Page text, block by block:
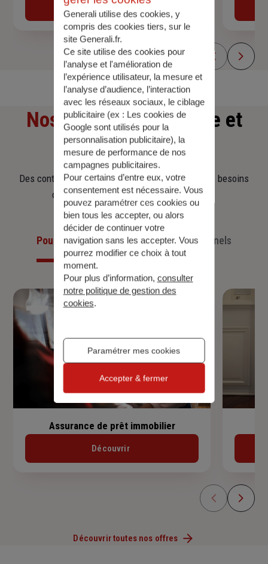
Obtenir une estimation
Nos offresd'assurance et
d'épargne
Des contrats clairs et flexibles pour sécuriser vos besoins
d’aujourd’hui et anticiper ceux de demain.
Pour les particuliers Pour les professionnels
Assurance de prêt immobilier
Découvrir
Découvrir toutes nos offres
Generali utilise des cookies, y
compris des cookies tiers, sur le
site Generali.fr.
Ce site utilise des cookies pour
l’analyse et l'amélioration de
l’expérience utilisateur, la mesure et
l’analyse d’audience, l’interaction
avec les réseaux sociaux, le ciblage
publicitaire (ex : Les cookies de
Google sont utilisés pour la
personnalisation publicitaire), la
mesure de performance de nos
campagnes publicitaires.
Pour certains d’entre eux, votre
consentement est nécessaire. Vous
pouvez paramétrer ces cookies ou
bien tous les accepter, ou alors
décider de continuer votre
navigation sans les accepter. Vous
pourrez modifier ce choix à tout
moment.
Pour plus d’information, consulter
notre politique de gestion des
cookies.
Paramétrer mes cookies
Accepter & fermer